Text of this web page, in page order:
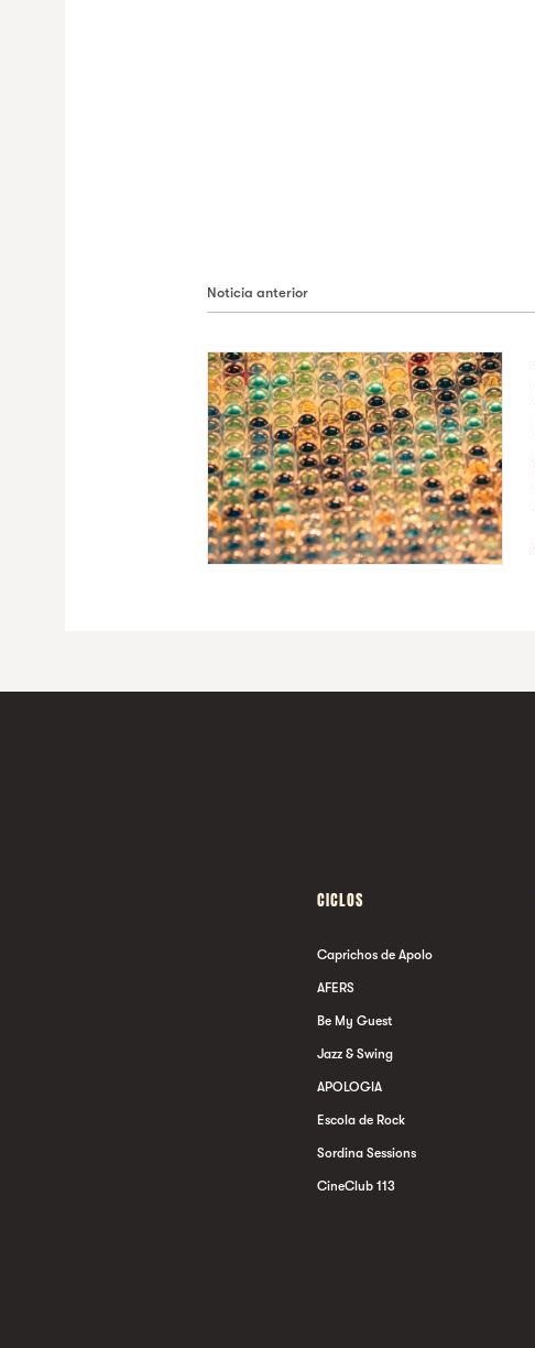
Noticia anterior
CICLOS
Caprichos de Apolo
AFERS
Be My Guest
Jazz & Swing
APOLOGIA
Escola de Rock
Sordina Sessions
CineClub 113